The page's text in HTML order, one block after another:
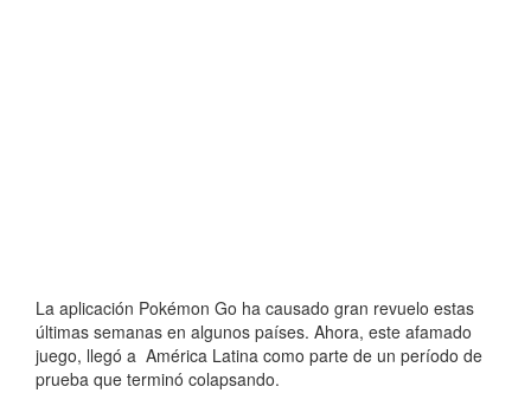
La aplicación Pokémon Go ha causado gran revuelo estas
últimas semanas en algunos países. Ahora, este afamado
juego, llegó a América Latina como parte de un período de
prueba que terminó colapsando.